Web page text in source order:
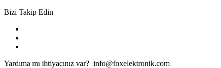
Bizi Takip Edin
Yardıma mı ihtiyacınız var? info@foxelektronik.com